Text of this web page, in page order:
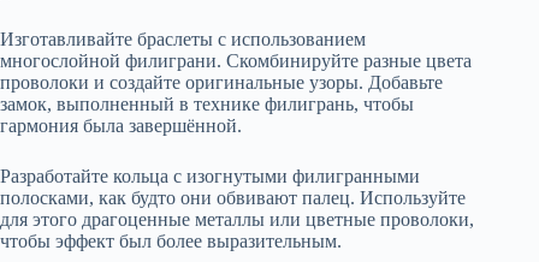
Изготавливайте браслеты с использованием
многослойной филиграни. Скомбинируйте разные цвета
проволоки и создайте оригинальные узоры. Добавьте
замок, выполненный в технике филигрань, чтобы
гармония была завершённой.
Разработайте кольца с изогнутыми филигранными
полосками, как будто они обвивают палец. Используйте
для этого драгоценные металлы или цветные проволоки,
чтобы эффект был более выразительным.